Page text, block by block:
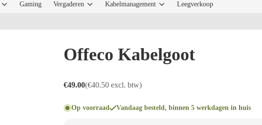
Gaming Vergaderen Kabelmanagement Leegverkoop
Offeco Kabelgoot
€49.00(€40.50 excl. btw)
Op voorraad Vandaag besteld, binnen 5 werkdagen in huis